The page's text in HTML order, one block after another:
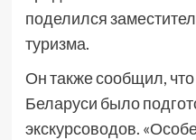
поделился
туризма.
Он также сообщил,
Беларуси было
экскурсоводов.